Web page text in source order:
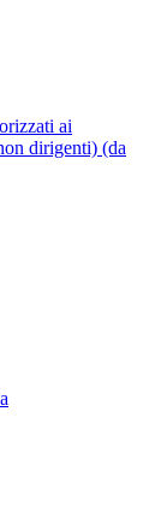
ai
dirigenti) (da